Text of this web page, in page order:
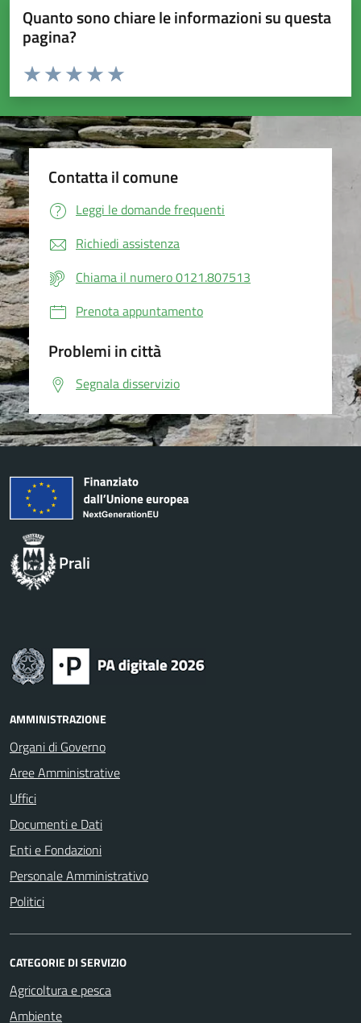
Quanto sono chiare le informazioni su questa
pagina?
Valuta da 1 a 5 stelle la pagina
Valuta 5 stelle su 5
Valuta 4 stelle su 5
Valuta 3 stelle su 5
Valuta 2 stelle su 5
Valuta 1 stelle su 5
Contatta il comune
Leggi le domande frequenti
Richiedi assistenza
Chiama il numero 0121.807513
Prenota appuntamento
Problemi in città
Segnala disservizio
Prali
AMMINISTRAZIONE
Organi di Governo
Aree Amministrative
Uffici
Documenti e Dati
Enti e Fondazioni
Personale Amministrativo
Politici
CATEGORIE DI SERVIZIO
Agricoltura e pesca
Ambiente